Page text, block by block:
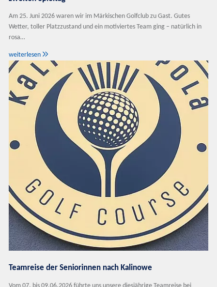
Am 25. Juni 2026 waren wir im Märkischen Golfclub zu Gast. Gutes
Wetter, toller Platzzustand und ein motiviertes Team ging – natürlich in
rosa…
weiterlesen 
Teamreise der Seniorinnen nach Kalinowe